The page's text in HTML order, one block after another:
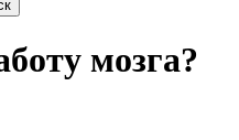
мозга?